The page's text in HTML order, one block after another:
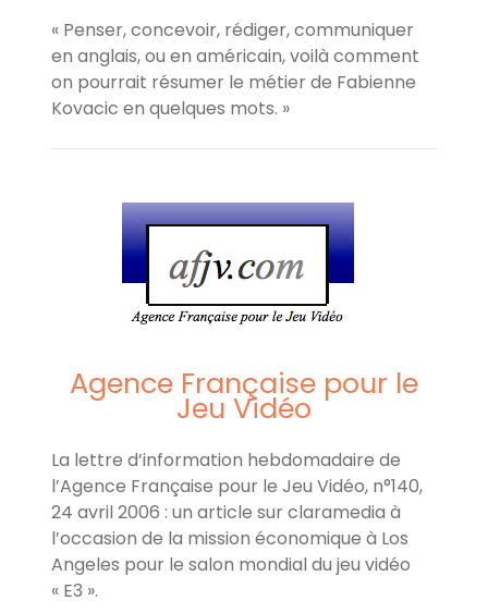
« Penser, concevoir, rédiger, communiquer
en anglais, ou en américain, voilà comment
on pourrait résumer le métier de Fabienne
Kovacic en quelques mots. »
Agence Française pour le
Jeu Vidéo
La lettre d’information hebdomadaire de
l’Agence Française pour le Jeu Vidéo, n°140,
24 avril 2006 : un article sur claramedia à
l’occasion de la mission économique à Los
Angeles pour le salon mondial du jeu vidéo
« E3 ».